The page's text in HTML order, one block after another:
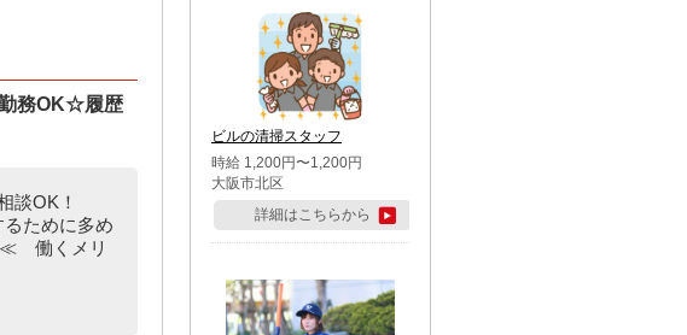
務OK☆履歴
OK！
るために多め
≪ 働くメリ
市・鶴ケ島市・千葉市中央
区・市川市・松戸市・習志野
市・柏市・流山市・八千代
市・足立区・江戸川区・八王
子市・町田市
ビルの清掃スタッフ
時給 1,200円〜1,200円
大阪市北区
詳細はこちらから